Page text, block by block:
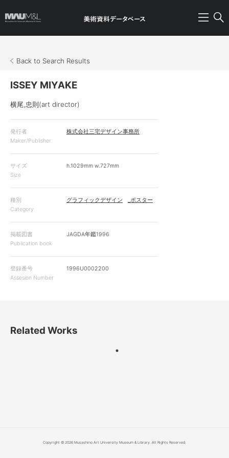
Back to Search Results
ISSEY MIYAKE
横尾,忠則(art director)
発行者
Maker/Publisher
株式会社三宅デザイン事務所
サイズ
Size
h.1029mm w.727mm
種別
Category
グラフィックデザイン _ポスター
掲載図書
Publication book
JAGDA年鑑1996
登録番号
Assesion Number
1996U0002200
Related Works
Copyright © 2026 Musashino Art University Museum & Library. All Rights Reserved.